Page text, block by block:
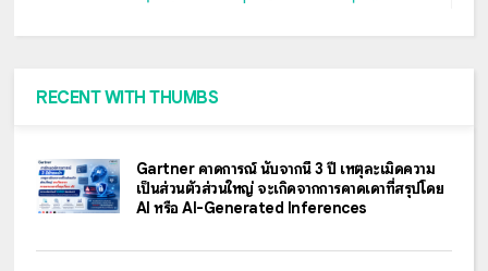
RECENT WITH THUMBS
Gartner คาดการณ์ นับจากนี้ 3 ปี เหตุละเมิดความ
เป็นส่วนตัวส่วนใหญ่ จะเกิดจากการคาดเดาที่สรุปโดย
AI หรือ AI-Generated Inferences